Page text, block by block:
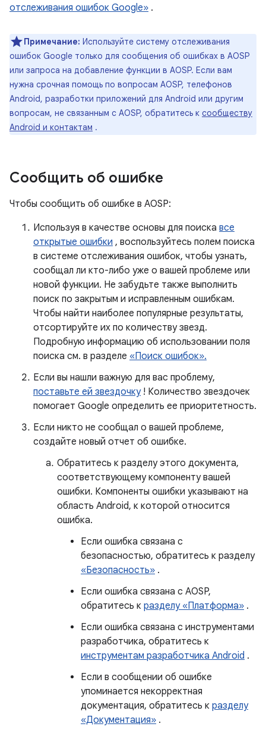
отслеживания ошибок Google» .
Примечание: Используйте систему отслеживания
ошибок Google только для сообщения об ошибках в AOSP
или запроса на добавление функции в AOSP. Если вам
нужна срочная помощь по вопросам AOSP, телефонов
Android, разработки приложений для Android или другим
вопросам, не связанным с AOSP, обратитесь к сообществу
Android и контактам .
Сообщить об ошибке
Чтобы сообщить об ошибке в AOSP:
Используя в качестве основы для поиска все
открытые ошибки , воспользуйтесь полем поиска
в системе отслеживания ошибок, чтобы узнать,
сообщал ли кто-либо уже о вашей проблеме или
новой функции. Не забудьте также выполнить
поиск по закрытым и исправленным ошибкам.
Чтобы найти наиболее популярные результаты,
отсортируйте их по количеству звезд.
Подробную информацию об использовании поля
поиска см. в разделе «Поиск ошибок».
Если вы нашли важную для вас проблему,
поставьте ей звездочку! Количество звездочек
помогает Google определить ее приоритетность.
Если никто не сообщал о вашей проблеме,
создайте новый отчет об ошибке.
Обратитесь к разделу этого документа,
соответствующему компоненту вашей
ошибки. Компоненты ошибки указывают на
область Android, к которой относится
ошибка.
Если ошибка связана с
безопасностью, обратитесь к разделу
«Безопасность» .
Если ошибка связана с AOSP,
обратитесь к разделу «Платформа» .
Если ошибка связана с инструментами
разработчика, обратитесь к
инструментам разработчика Android .
Если в сообщении об ошибке
упоминается некорректная
документация, обратитесь к разделу
«Документация» .